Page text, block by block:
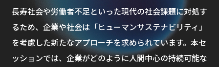
長寿社会や労働者不足といった現代の社会課題に対処す
るため、企業や社会は「ヒューマンサステナビリティ」
を考慮した新たなアプローチを求められています。本セ
ッションでは、企業がどのように人間中心の持続可能な